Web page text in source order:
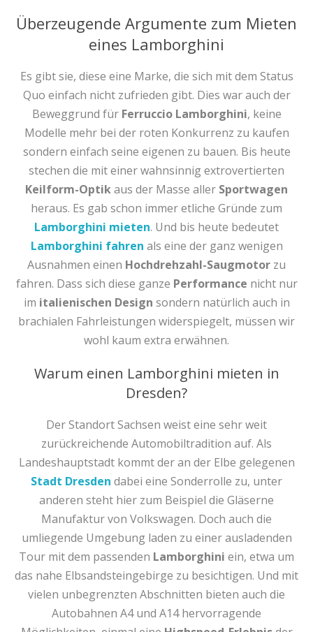
Überzeugende Argumente zum Mieten
eines Lamborghini
Es gibt sie, diese eine Marke, die sich mit dem Status
Quo einfach nicht zufrieden gibt. Dies war auch der
Beweggrund für Ferruccio Lamborghini, keine
Modelle mehr bei der roten Konkurrenz zu kaufen
sondern einfach seine eigenen zu bauen. Bis heute
stechen die mit einer wahnsinnig extrovertierten
Keilform-Optikaus der Masse aller Sportwagen
heraus. Es gab schon immer etliche Gründe zum
Lamborghini mieten. Und bis heute bedeutet
Lamborghini fahren als eine der ganz wenigen
Ausnahmen einen Hochdrehzahl-Saugmotor zu
fahren. Dass sich diese ganze Performance nicht nur
im italienischen Design sondern natürlich auch in
brachialen Fahrleistungen widerspiegelt, müssen wir
wohl kaum extra erwähnen.
Warum einen Lamborghini mieten in
Dresden?
Der Standort Sachsen weist eine sehr weit
zurückreichende Automobiltradition auf. Als
Landeshauptstadt kommt der an der Elbe gelegenen
Stadt Dresden dabei eine Sonderrolle zu, unter
anderen steht hier zum Beispiel die Gläserne
Manufaktur von Volkswagen. Doch auch die
umliegende Umgebung laden zu einer ausladenden
Tour mit dem passenden Lamborghini ein, etwa um
das nahe Elbsandsteingebirge zu besichtigen. Und mit
vielen unbegrenzten Abschnitten bieten auch die
Autobahnen A4 und A14 hervorragende